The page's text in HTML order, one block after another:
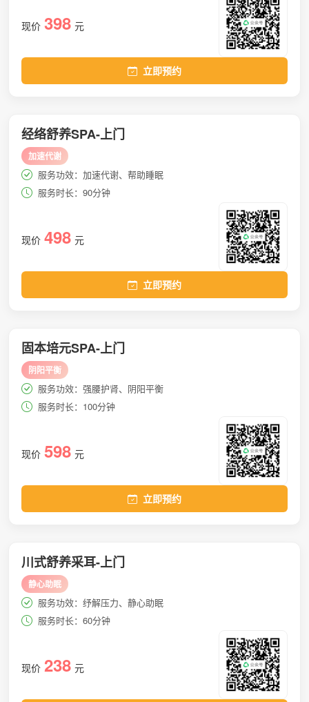
现价 398 元
立即预约
经络舒养SPA-上门
加速代谢
服务功效：加速代谢、帮助睡眠
服务时长：90分钟
现价 498 元
立即预约
固本培元SPA-上门
阴阳平衡
服务功效：强腰护肾、阴阳平衡
服务时长：100分钟
现价 598 元
立即预约
川式舒养采耳-上门
静心助眠
服务功效：纾解压力、静心助眠
服务时长：60分钟
现价 238 元